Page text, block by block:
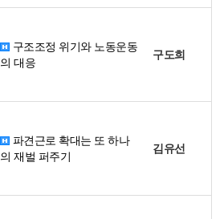
구조조정 위기와 노동운동
의 대응
구도희
파견근로 확대는 또 하나
의 재벌 퍼주기
김유선